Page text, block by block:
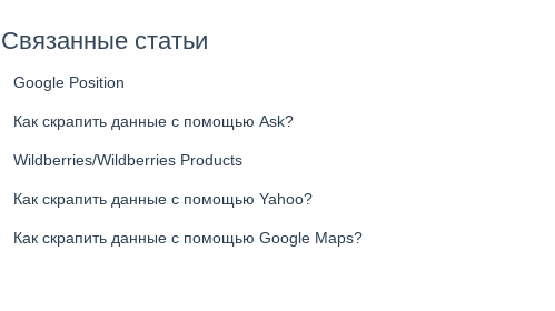
Связанные статьи
Google Position
Как скрапить данные с помощью Ask?
Wildberries/Wildberries Products
Как скрапить данные с помощью Yahoo?
Как скрапить данные с помощью Google Maps?